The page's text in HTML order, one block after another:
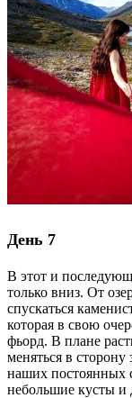
День 7
В этот и
только вниз. От
спускаться
которая в свою
фьорд. В плане
меняться в
наших постоянных
небольшие кусты и